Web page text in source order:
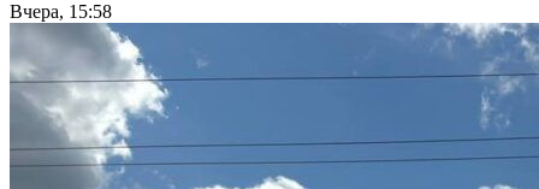
Вчера, 15:58